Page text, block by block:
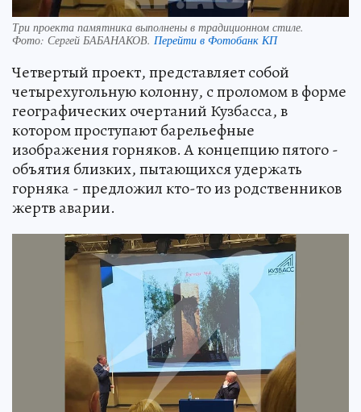
Три проекта памятника выполнены в традиционном стиле.
Фото: Сергей БАБАНАКОВ. Перейти в Фотобанк КП
Четвертый проект, представляет собой
четырехугольную колонну, с проломом в форме
географических очертаний Кузбасса, в
котором проступают барельефные
изображения горняков. А концепцию пятого -
объятия близких, пытающихся удержать
горняка - предложил кто-то из родственников
жертв аварии.